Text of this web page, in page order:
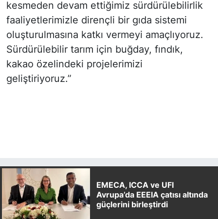
kesmeden devam ettiğimiz sürdürülebilirlik
faaliyetlerimizle dirençli bir gıda sistemi
oluşturulmasına katkı vermeyi amaçlıyoruz.
Sürdürülebilir tarım için buğday, fındık,
kakao özelindeki projelerimizi
geliştiriyoruz.”
EMECA, ICCA ve UFI
Avrupa’da EEEIA çatısı altında
güçlerini birleştirdi